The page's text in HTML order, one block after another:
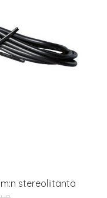
stereoliitäntä